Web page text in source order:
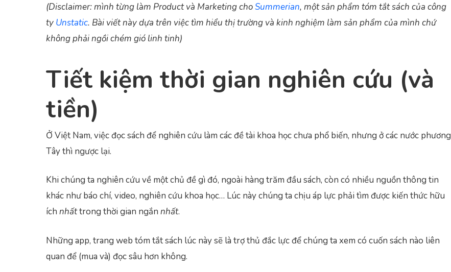
(Disclaimer: mình từng làm Product và Marketing choSummerian, một sản phẩm tóm tắt sách của công
ty Unstatic. Bài viết này dựa trên việc tìm hiểu thị trường và kinh nghiệm làm sản phẩm của mình chứ
không phải ngồi chém gió linh tinh)
Tiết kiệm thời gian nghiên cứu (và
tiền)
Ở Việt Nam, việc đọc sách để nghiên cứu làm các đề tài khoa học chưa phổ biến, nhưng ở các nước phương
Tây thì ngược lại.
Khi chúng ta nghiên cứu về một chủ đề gì đó, ngoài hàng trăm đầu sách, còn có nhiều nguồn thông tin
khác như báo chí, video, nghiên cứu khoa học… Lúc này chúng ta chịu áp lực phải tìm được kiến thức hữu
ích nhấttrong thời gian ngắn nhất.
Những app, trang web tóm tắt sách lúc này sẽ là trợ thủ đắc lực để chúng ta xem có cuốn sách nào liên
quan để (mua và) đọc sâu hơn không.